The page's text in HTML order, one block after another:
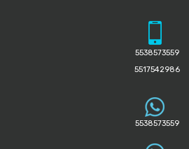
5538573559
5517542986
5538573559